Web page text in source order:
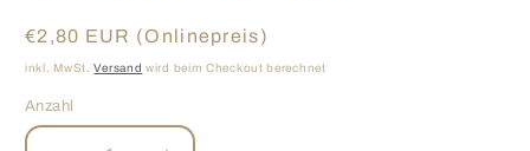
Normaler
Preis
€2,80 EUR (Onlinepreis)
inkl. MwSt.Versand wird beim Checkout berechnet
Anzahl